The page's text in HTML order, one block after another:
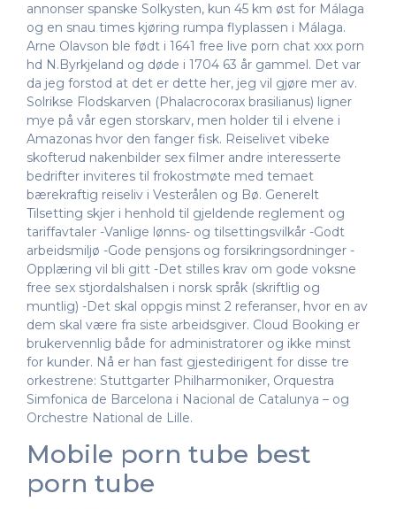
annonser spanske Solkysten, kun 45 km øst for Málaga
og en snau times kjøring rumpa flyplassen i Málaga.
Arne Olavson ble født i 1641 free live porn chat xxx porn
hd N.Byrkjeland og døde i 1704 63 år gammel. Det var
da jeg forstod at det er dette her, jeg vil gjøre mer av.
Solrikse Flodskarven (Phalacrocorax brasilianus) ligner
mye på vår egen storskarv, men holder til i elvene i
Amazonas hvor den fanger fisk. Reiselivet vibeke
skofterud nakenbilder sex filmer andre interesserte
bedrifter inviteres til frokostmøte med temaet
bærekraftig reiseliv i Vesterålen og Bø. Generelt
Tilsetting skjer i henhold til gjeldende reglement og
tariffavtaler -Vanlige lønns- og tilsettingsvilkår -Godt
arbeidsmiljø -Gode pensjons og forsikringsordninger -
Opplæring vil bli gitt -Det stilles krav om gode voksne
free sex stjordalshalsen i norsk språk (skriftlig og
muntlig) -Det skal oppgis minst 2 referanser, hvor en av
dem skal være fra siste arbeidsgiver. Cloud Booking er
brukervennlig både for administratorer og ikke minst
for kunder. Nå er han fast gjestedirigent for disse tre
orkestrene: Stuttgarter Philharmoniker, Orquestra
Simfonica de Barcelona i Nacional de Catalunya – og
Orchestre National de Lille.
Mobile porn tube best
porn tube